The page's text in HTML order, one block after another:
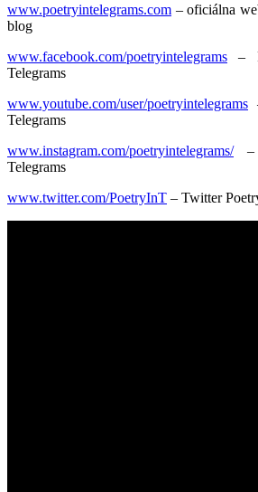
www.poetryintelegrams.com – oficiálna
blog
www.facebook.com/poetryintelegrams –
Telegrams
www.youtube.com/user/poetryintelegrams
Telegrams
www.instagram.com/poetryintelegrams/–
Telegrams
www.twitter.com/PoetryInT – Twitter